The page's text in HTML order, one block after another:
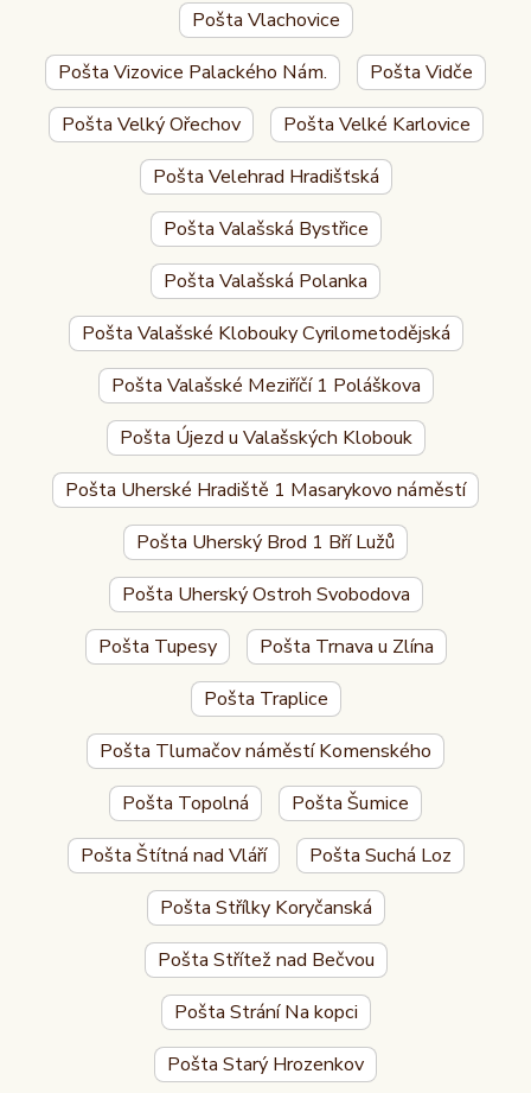
Pošta Vlachovice
Pošta Vizovice Palackého Nám.
Pošta Vidče
Pošta Velký Ořechov
Pošta Velké Karlovice
Pošta Velehrad Hradišťská
Pošta Valašská Bystřice
Pošta Valašská Polanka
Pošta Valašské Klobouky Cyrilometodějská
Pošta Valašské Meziříčí 1 Poláškova
Pošta Újezd u Valašských Klobouk
Pošta Uherské Hradiště 1 Masarykovo náměstí
Pošta Uherský Brod 1 Bří Lužů
Pošta Uherský Ostroh Svobodova
Pošta Tupesy
Pošta Trnava u Zlína
Pošta Traplice
Pošta Tlumačov náměstí Komenského
Pošta Topolná
Pošta Šumice
Pošta Štítná nad Vláří
Pošta Suchá Loz
Pošta Střílky Koryčanská
Pošta Střítež nad Bečvou
Pošta Strání Na kopci
Pošta Starý Hrozenkov